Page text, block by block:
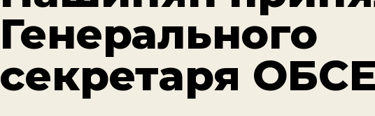
Генерального
секретаря ОБСЕ